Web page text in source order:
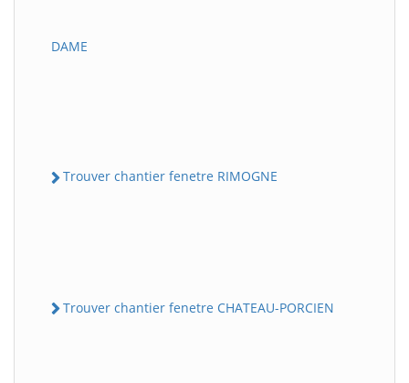
DAME
Trouver chantier fenetre RIMOGNE
Trouver chantier fenetre CHATEAU-PORCIEN